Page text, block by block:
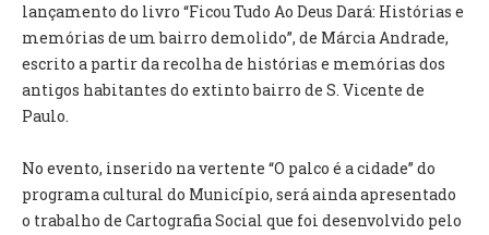
SECRETARIA
CANÍDEOS
CEMITÉRIO
RECENSEAMENTO ELEITORAL
ATESTADOS
EMPREGO (GIP)
lançamento do livro “Ficou Tudo Ao Deus Dará: Histórias e
memórias de um bairro demolido”, de Márcia Andrade,
escrito a partir da recolha de histórias e memórias dos
antigos habitantes do extinto bairro de S. Vicente de
Paulo.
No evento, inserido na vertente “O palco é a cidade” do
programa cultural do Município, será ainda apresentado
o trabalho de Cartografia Social que foi desenvolvido pelo